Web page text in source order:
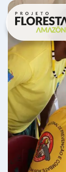
Projeto
Eventos
Contato